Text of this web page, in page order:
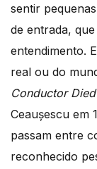
sentir
de entrada,
entendimento.
real ou do
Conductor Died
Ceaușescu em
passam entre
reconhecido